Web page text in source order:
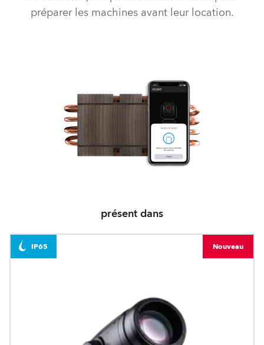
préparer les machines avant leur location.
présent dans
IP65 Nouveau